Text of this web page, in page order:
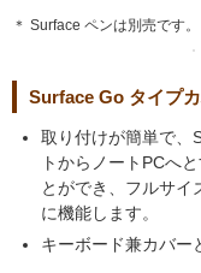
＊ Surface ペンは別売です。
Surface Go タイプ
取り付けが簡単で、
トからノートPCへ
とができ、フルサイ
に機能します。
キーボード兼カバー